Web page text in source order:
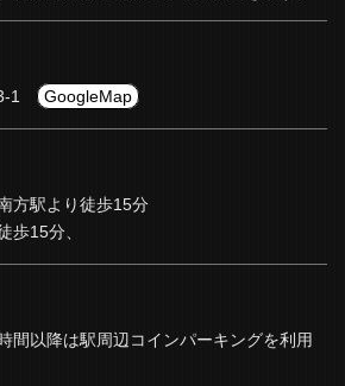
1 GoogleMap
方駅より徒歩15分
歩15分、
間以降は駅周辺コインパーキングを利用